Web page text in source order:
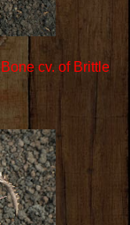
cv. of Brittle